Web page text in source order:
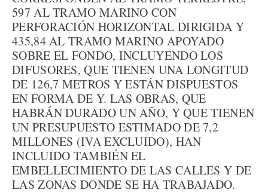
597 AL TRAMO MARINO CON
PERFORACIÓN HORIZONTAL DIRIGIDA Y
435,84 AL TRAMO MARINO APOYADO
SOBRE EL FONDO, INCLUYENDO LOS
DIFUSORES, QUE TIENEN UNA LONGITUD
DE 126,7 METROS Y ESTÁN DISPUESTOS
EN FORMA DE Y. LAS OBRAS, QUE
HABRÁN DURADO UN AÑO, Y QUE TIENEN
UN PRESUPUESTO ESTIMADO DE 7,2
MILLONES (IVA EXCLUIDO), HAN
INCLUIDO TAMBIÉN EL
EMBELLECIMIENTO DE LAS CALLES Y DE
LAS ZONAS DONDE SE HA TRABAJADO.